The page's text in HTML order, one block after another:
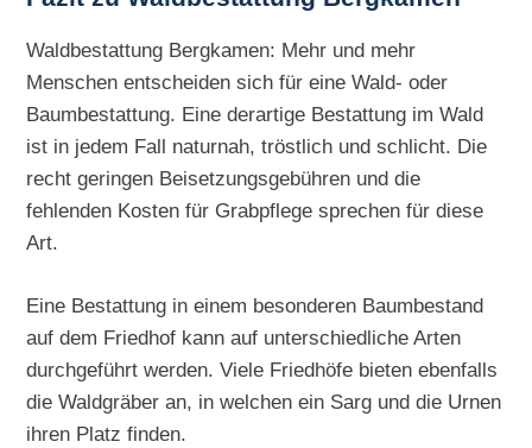
Waldbestattung Bergkamen: Mehr und mehr
Menschen entscheiden sich für eine Wald- oder
Baumbestattung. Eine derartige Bestattung im Wald
ist in jedem Fall naturnah, tröstlich und schlicht. Die
recht geringen Beisetzungsgebühren und die
fehlenden Kosten für Grabpflege sprechen für diese
Art.
Eine Bestattung in einem besonderen Baumbestand
auf dem Friedhof kann auf unterschiedliche Arten
durchgeführt werden. Viele Friedhöfe bieten ebenfalls
die Waldgräber an, in welchen ein Sarg und die Urnen
ihren Platz finden.